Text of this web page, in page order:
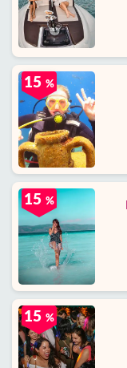
15 %
15 %
15 %